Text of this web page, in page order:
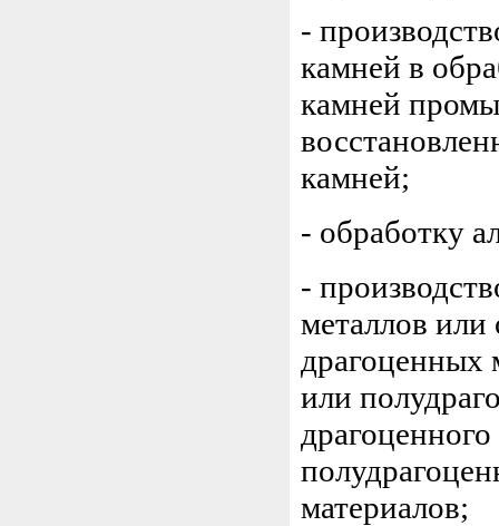
-
камней в
камней
камней;
- обработку
-
металлов или
драгоценных
или
материалов;